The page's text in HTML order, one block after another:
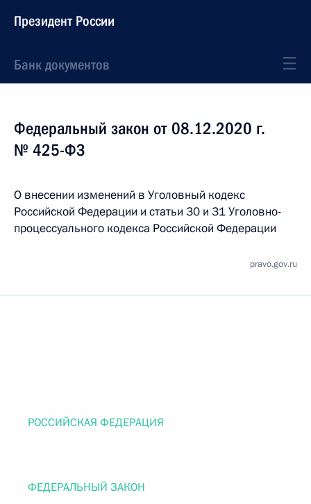
Президент России
Банк документов
Федеральный закон от 08.12.2020 г.
№ 425-ФЗ
О внесении изменений в Уголовный кодекс
Российской Федерации и статьи 30 и 31 Уголовно-
процессуального кодекса Российской Федерации
pravo.gov.ru
РОССИЙСКАЯ ФЕДЕРАЦИЯ
ФЕДЕРАЛЬНЫЙ ЗАКОН